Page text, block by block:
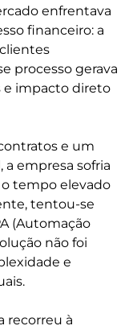
enfrentava
financeiro: a
processo gerava
e impacto direto
e um
a empresa sofria
tempo elevado
tentou-se
(Automação
não foi
e
recorreu à